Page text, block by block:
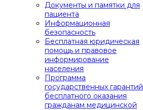
Документы и памятки для
пациента
Информационная
безопасность
Бесплатная юридическая
помощь и правовое
информирование
населения
Программа
государственных гарантий
бесплатного оказания
гражданам медицинской